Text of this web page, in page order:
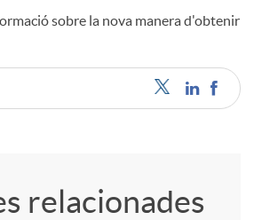
sobre la nova manera d'obtenir
relacionades